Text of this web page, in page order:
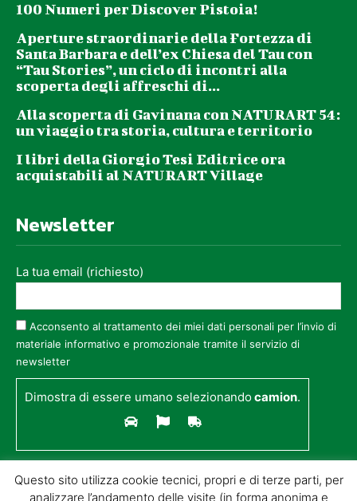
100 Numeri per Discover Pistoia!
Aperture straordinarie della Fortezza di
Santa Barbara e dell’ex Chiesa del Tau con
“Tau Stories”, un ciclo di incontri alla
scoperta degli affreschi di...
Alla scoperta di Gavinana con NATURART 54:
un viaggio tra storia, cultura e territorio
I libri della Giorgio Tesi Editrice ora
acquistabili al NATURART Village
Newsletter
La tua email (richiesto)
Acconsento al trattamento dei miei dati personali per l’invio di
materiale informativo e promozionale tramite il servizio di
newsletter
Dimostra di essere umano selezionandocamion.
Questo sito utilizza cookie tecnici, propri e di terze parti, per
analizzare l’andamento delle visite (in forma anonima e